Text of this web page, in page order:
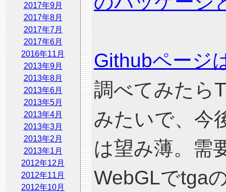
2017年9月
2017年8月
2017年7月
2017年6月
2016年11月
2013年9月
2013年8月
2013年6月
2013年5月
2013年4月
2013年3月
2013年2月
2013年1月
2012年12月
2012年11月
2012年10月
Githubページ
調べてみたら
みたいで、今
は望み薄。需
WebGLでtga